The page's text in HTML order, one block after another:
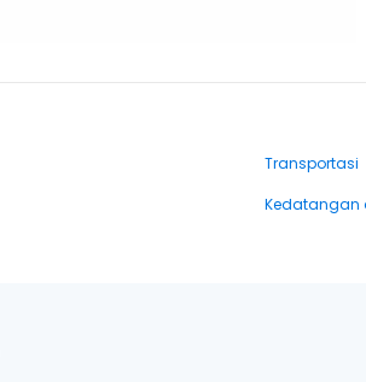
Transportasi
Kedatangan